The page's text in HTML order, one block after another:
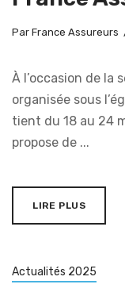
Par France Assureurs
À l’occasion de la
organisée sous
tient du 18 au 24
propose de ...
LIRE PLUS
Actualités 2025